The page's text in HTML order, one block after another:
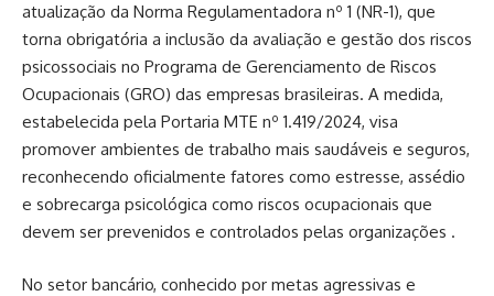
atualização da Norma Regulamentadora nº 1 (NR-1), que
torna obrigatória a inclusão da avaliação e gestão dos riscos
psicossociais no Programa de Gerenciamento de Riscos
Ocupacionais (GRO) das empresas brasileiras. A medida,
estabelecida pela Portaria MTE nº 1.419/2024, visa
promover ambientes de trabalho mais saudáveis e seguros,
reconhecendo oficialmente fatores como estresse, assédio
e sobrecarga psicológica como riscos ocupacionais que
devem ser prevenidos e controlados pelas organizações .
No setor bancário, conhecido por metas agressivas e